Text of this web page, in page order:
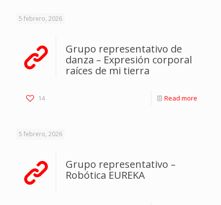
5 febrero, 2026
Grupo representativo de
danza – Expresión corporal
raíces de mi tierra
14 Read more
5 febrero, 2026
Grupo representativo –
Robótica EUREKA